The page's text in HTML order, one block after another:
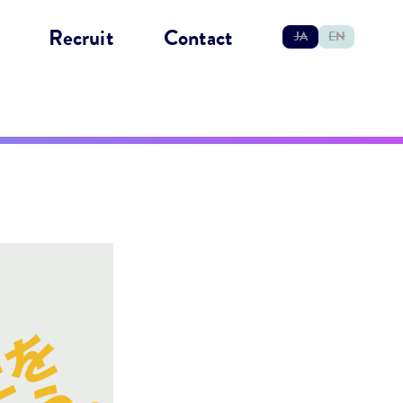
Recruit Contact JA EN